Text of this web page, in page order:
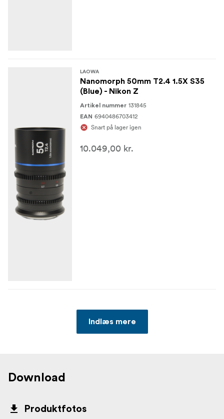
LAOWA
Nanomorph 50mm T2.4 1.5X S35
(Blue) - Nikon Z
Artikel nummer 131845
EAN 6940486703412
Snart på lager igen
10.049,00 kr.
Indlæs mere
Download
Produktfotos